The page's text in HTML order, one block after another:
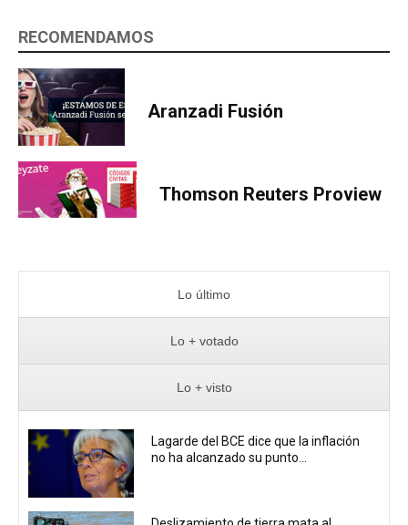
RECOMENDAMOS
Aranzadi Fusión
Thomson Reuters Proview
Lo último
Lo + votado
Lo + visto
Lagarde del BCE dice que la inflación
no ha alcanzado su punto...